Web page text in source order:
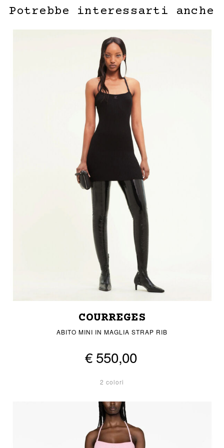
Potrebbe interessarti anche
COURREGES
ABITO MINI IN MAGLIA STRAP RIB
€ 550,00
2 colori